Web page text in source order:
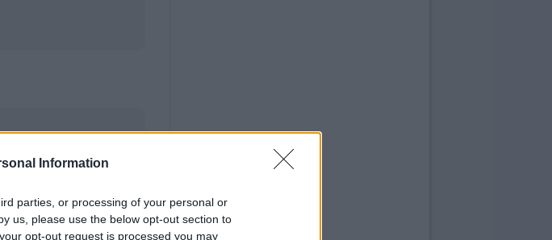
Information
parties, or processing of your personal or
us, please use the below opt-out section to
opt-out request is processed you may